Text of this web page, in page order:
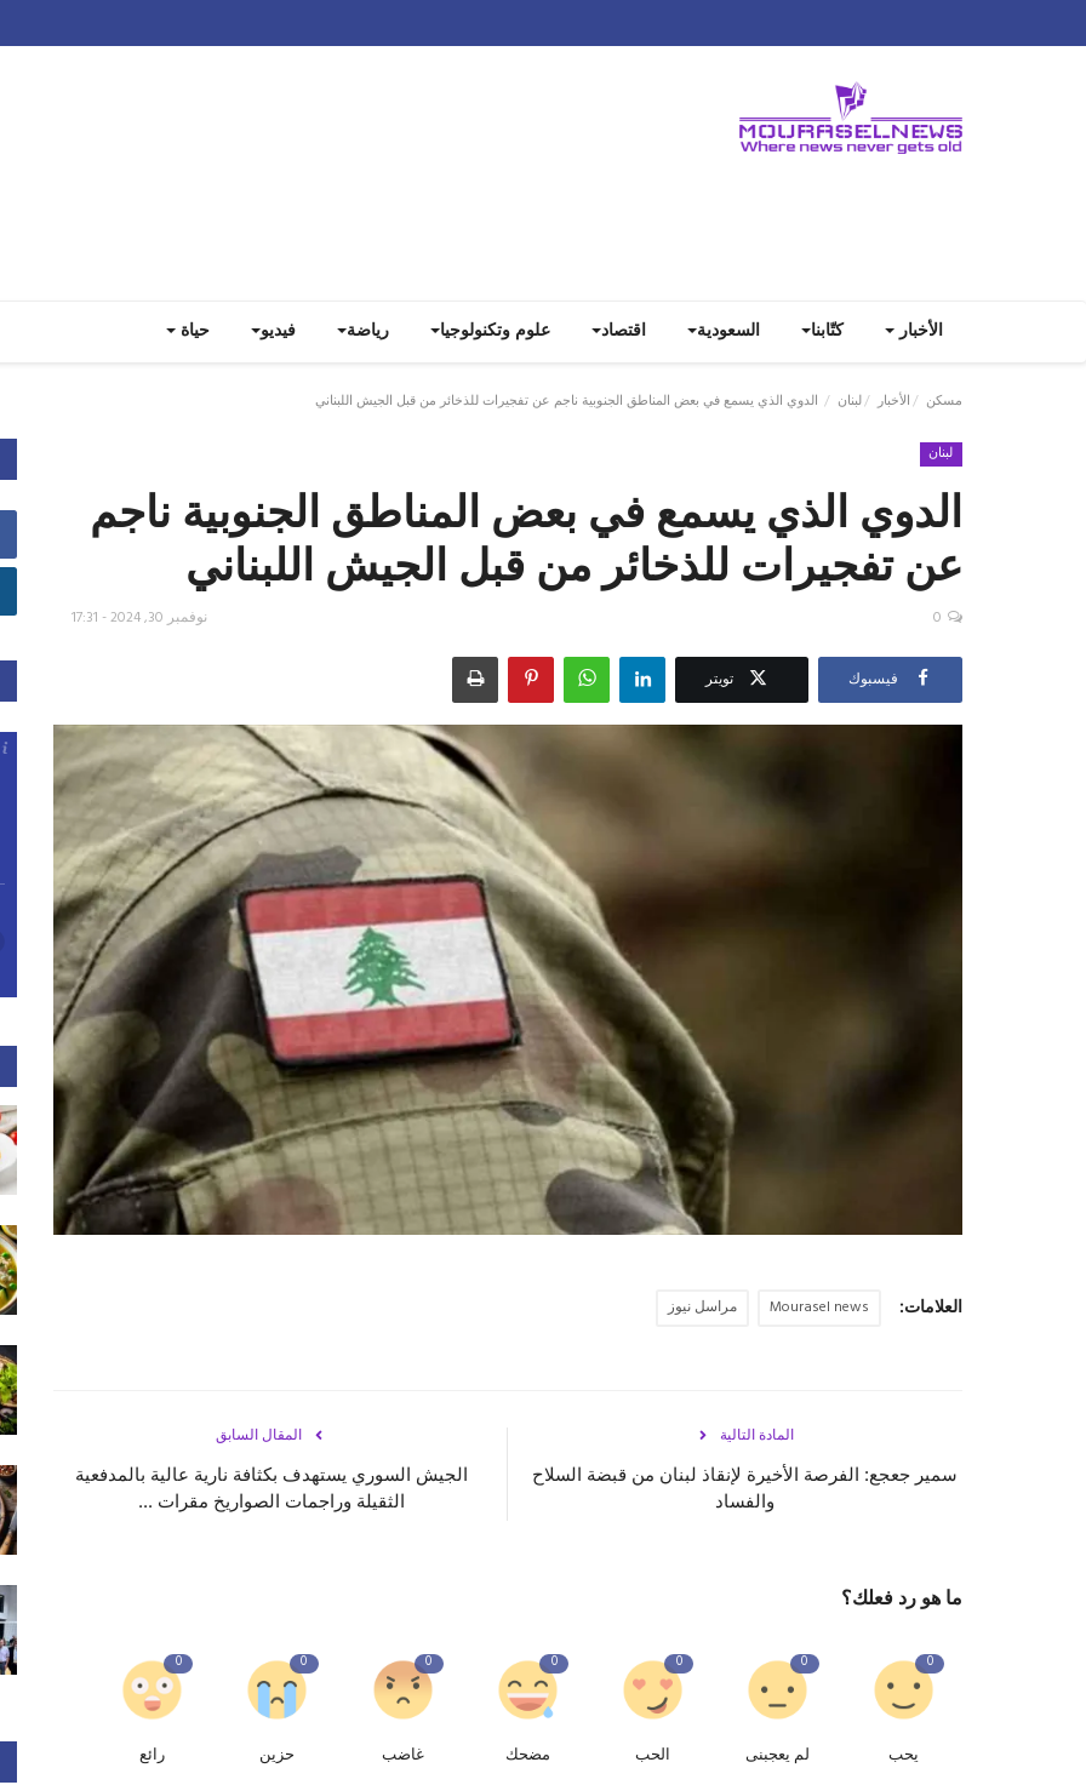
الأخبار كتّابنا السعودية اقتصاد علوم وتكنولوجيا رياضة فيديو حياة
مسكن الأخبار لبنان الدوي الذي يسمع في بعض المناطق الجنوبية ناجم عن تفجيرات للذخائر من قبل الجيش اللبناني
لبنان
الدوي الذي يسمع في بعض المناطق الجنوبية ناجم
عن تفجيرات للذخائر من قبل الجيش اللبناني
نوفمبر 30, 2024 - 17:31 0
فيسبوك تويتر
العلامات: Mourasel news مراسل نيوز
المقال السابق
الجيش السوري يستهدف بكثافة نارية عالية بالمدفعية
الثقيلة وراجمات الصواريخ مقرات ...
المادة التالية
سمير جعجع: الفرصة الأخيرة لإنقاذ لبنان من قبضة السلاح
والفساد
ما هو رد فعلك؟
0
يحب
0
لم يعجبنى
0
الحب
0
مضحك
0
غاضب
0
حزين
0
رائع